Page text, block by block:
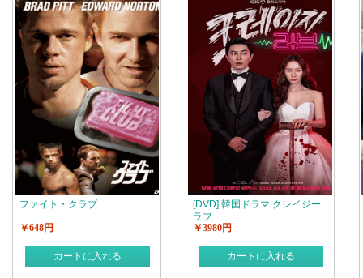
ファイト・クラブ
￥648円
カートに入れる
[DVD] 韓国ドラマ クレイジー
ラブ
￥3980円
カートに入れる